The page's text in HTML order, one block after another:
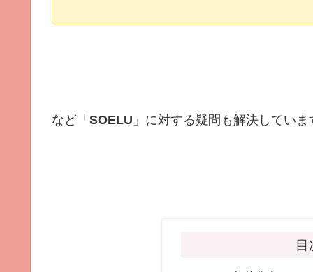
など「 SOELU 」に対する疑問も解決していま
目